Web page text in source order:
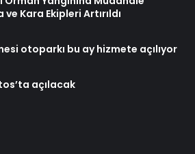
Kara Ekipleri Artırıldı
otoparkı bu ay hizmete açılıyor
açılacak